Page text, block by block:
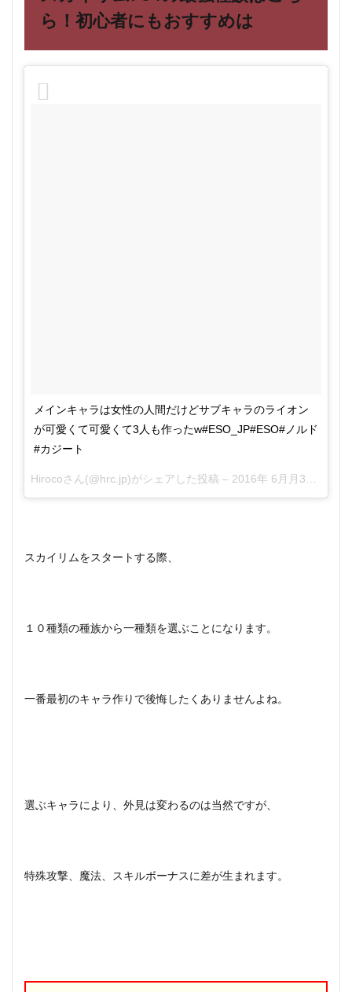
ら！初心者にもおすすめは
メインキャラは女性の人間だけどサブキャラのライオン
が可愛くて可愛くて3人も作ったw#ESO_JP#ESO#ノルド
#カジート
Hirocoさん(@hrc.jp)がシェアした投稿 – 2016年 6月月30日午後11時37分PDT
スカイリムをスタートする際、
１０種類の種族から一種類を選ぶことになります。
一番最初のキャラ作りで後悔したくありませんよね。
選ぶキャラにより、外見は変わるのは当然ですが、
特殊攻撃、魔法、スキルボーナスに差が生まれます。